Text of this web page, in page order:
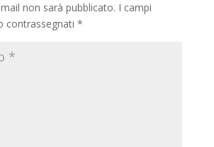
non sarà pubblicato. I campi
contrassegnati *